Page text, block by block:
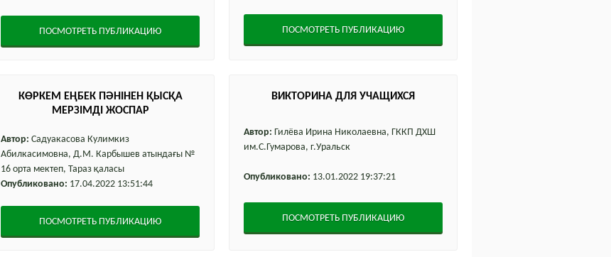
ПОСМОТРЕТЬ ПУБЛИКАЦИЮ ПОСМОТРЕТЬ ПУБЛИКАЦИЮ
КӨРКЕМ ЕҢБЕК ПӘНІНЕН ҚЫСҚА
МЕРЗІМДІ ЖОСПАР
Автор: Садуакасова Кулимкиз
Абилкасимовна, Д.М. Карбышев атындағы №
16 орта мектеп, Тараз қаласы
Опубликовано: 17.04.2022 13:51:44
ПОСМОТРЕТЬ ПУБЛИКАЦИЮ
ВИКТОРИНА ДЛЯ УЧАЩИХСЯ
Автор: Гилёва Ирина Николаевна, ГККП ДХШ
им.С.Гумарова, г.Уральск
Опубликовано: 13.01.2022 19:37:21
ПОСМОТРЕТЬ ПУБЛИКАЦИЮ